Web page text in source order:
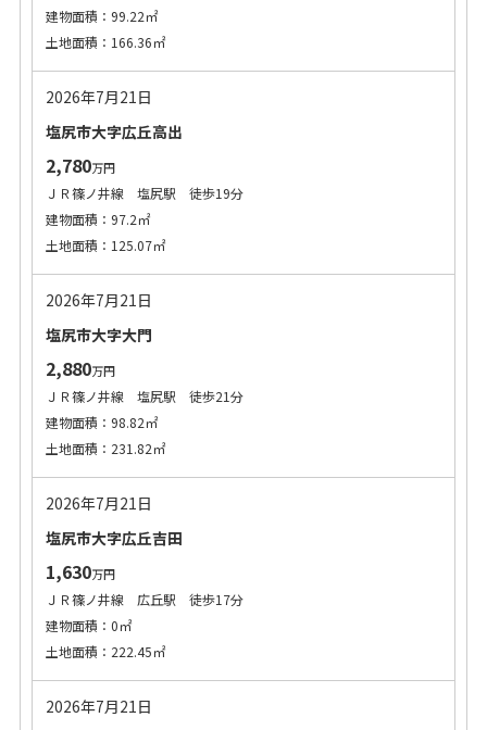
建物面積：99.22㎡
土地面積：166.36㎡
2026年7月21日
塩尻市大字広丘高出
2,780万円
ＪＲ篠ノ井線 塩尻駅 徒歩19分
建物面積：97.2㎡
土地面積：125.07㎡
2026年7月21日
塩尻市大字大門
2,880万円
ＪＲ篠ノ井線 塩尻駅 徒歩21分
建物面積：98.82㎡
土地面積：231.82㎡
2026年7月21日
塩尻市大字広丘吉田
1,630万円
ＪＲ篠ノ井線 広丘駅 徒歩17分
建物面積：0㎡
土地面積：222.45㎡
2026年7月21日